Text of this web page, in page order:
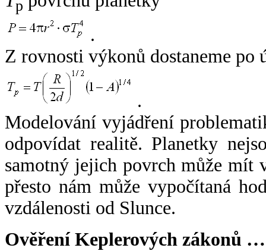
p
.
Z rovnosti výkonů dostaneme po
.
Modelování vyjádření
odpovídat realitě. Planetky
samotný jejich povrch může mít
přesto nám může vypočítaná
vzdálenosti od Slunce.
Ověření Keplerových zákonů …